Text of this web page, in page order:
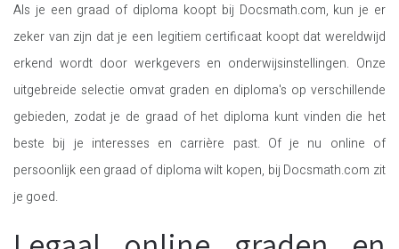
Als je een graad of diploma koopt bij Docsmath.com, kun je er
zeker van zijn dat je een legitiem certificaat koopt dat wereldwijd
erkend wordt door werkgevers en onderwijsinstellingen. Onze
uitgebreide selectie omvat graden en diploma's op verschillende
gebieden, zodat je de graad of het diploma kunt vinden die het
beste bij je interesses en carrière past. Of je nu online of
persoonlijk een graad of diploma wilt kopen, bij Docsmath.com zit
je goed.